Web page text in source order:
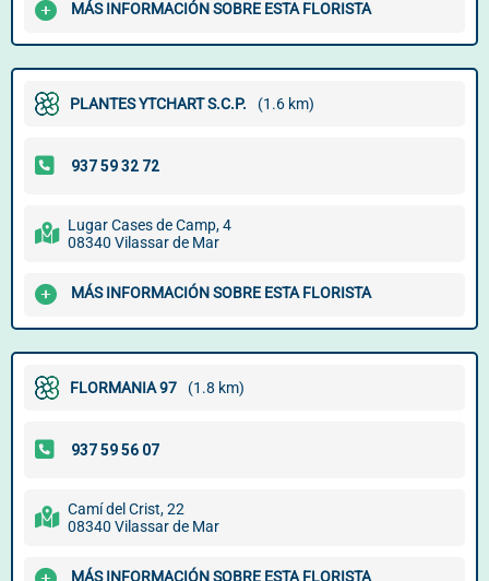
MÁS INFORMACIÓN SOBRE ESTA FLORISTA
PLANTES YTCHART S.C.P. (1.6 km)
Lugar Cases de Camp, 4
08340 Vilassar de Mar
MÁS INFORMACIÓN SOBRE ESTA FLORISTA
FLORMANIA 97 (1.8 km)
Camí del Crist, 22
08340 Vilassar de Mar
MÁS INFORMACIÓN SOBRE ESTA FLORISTA